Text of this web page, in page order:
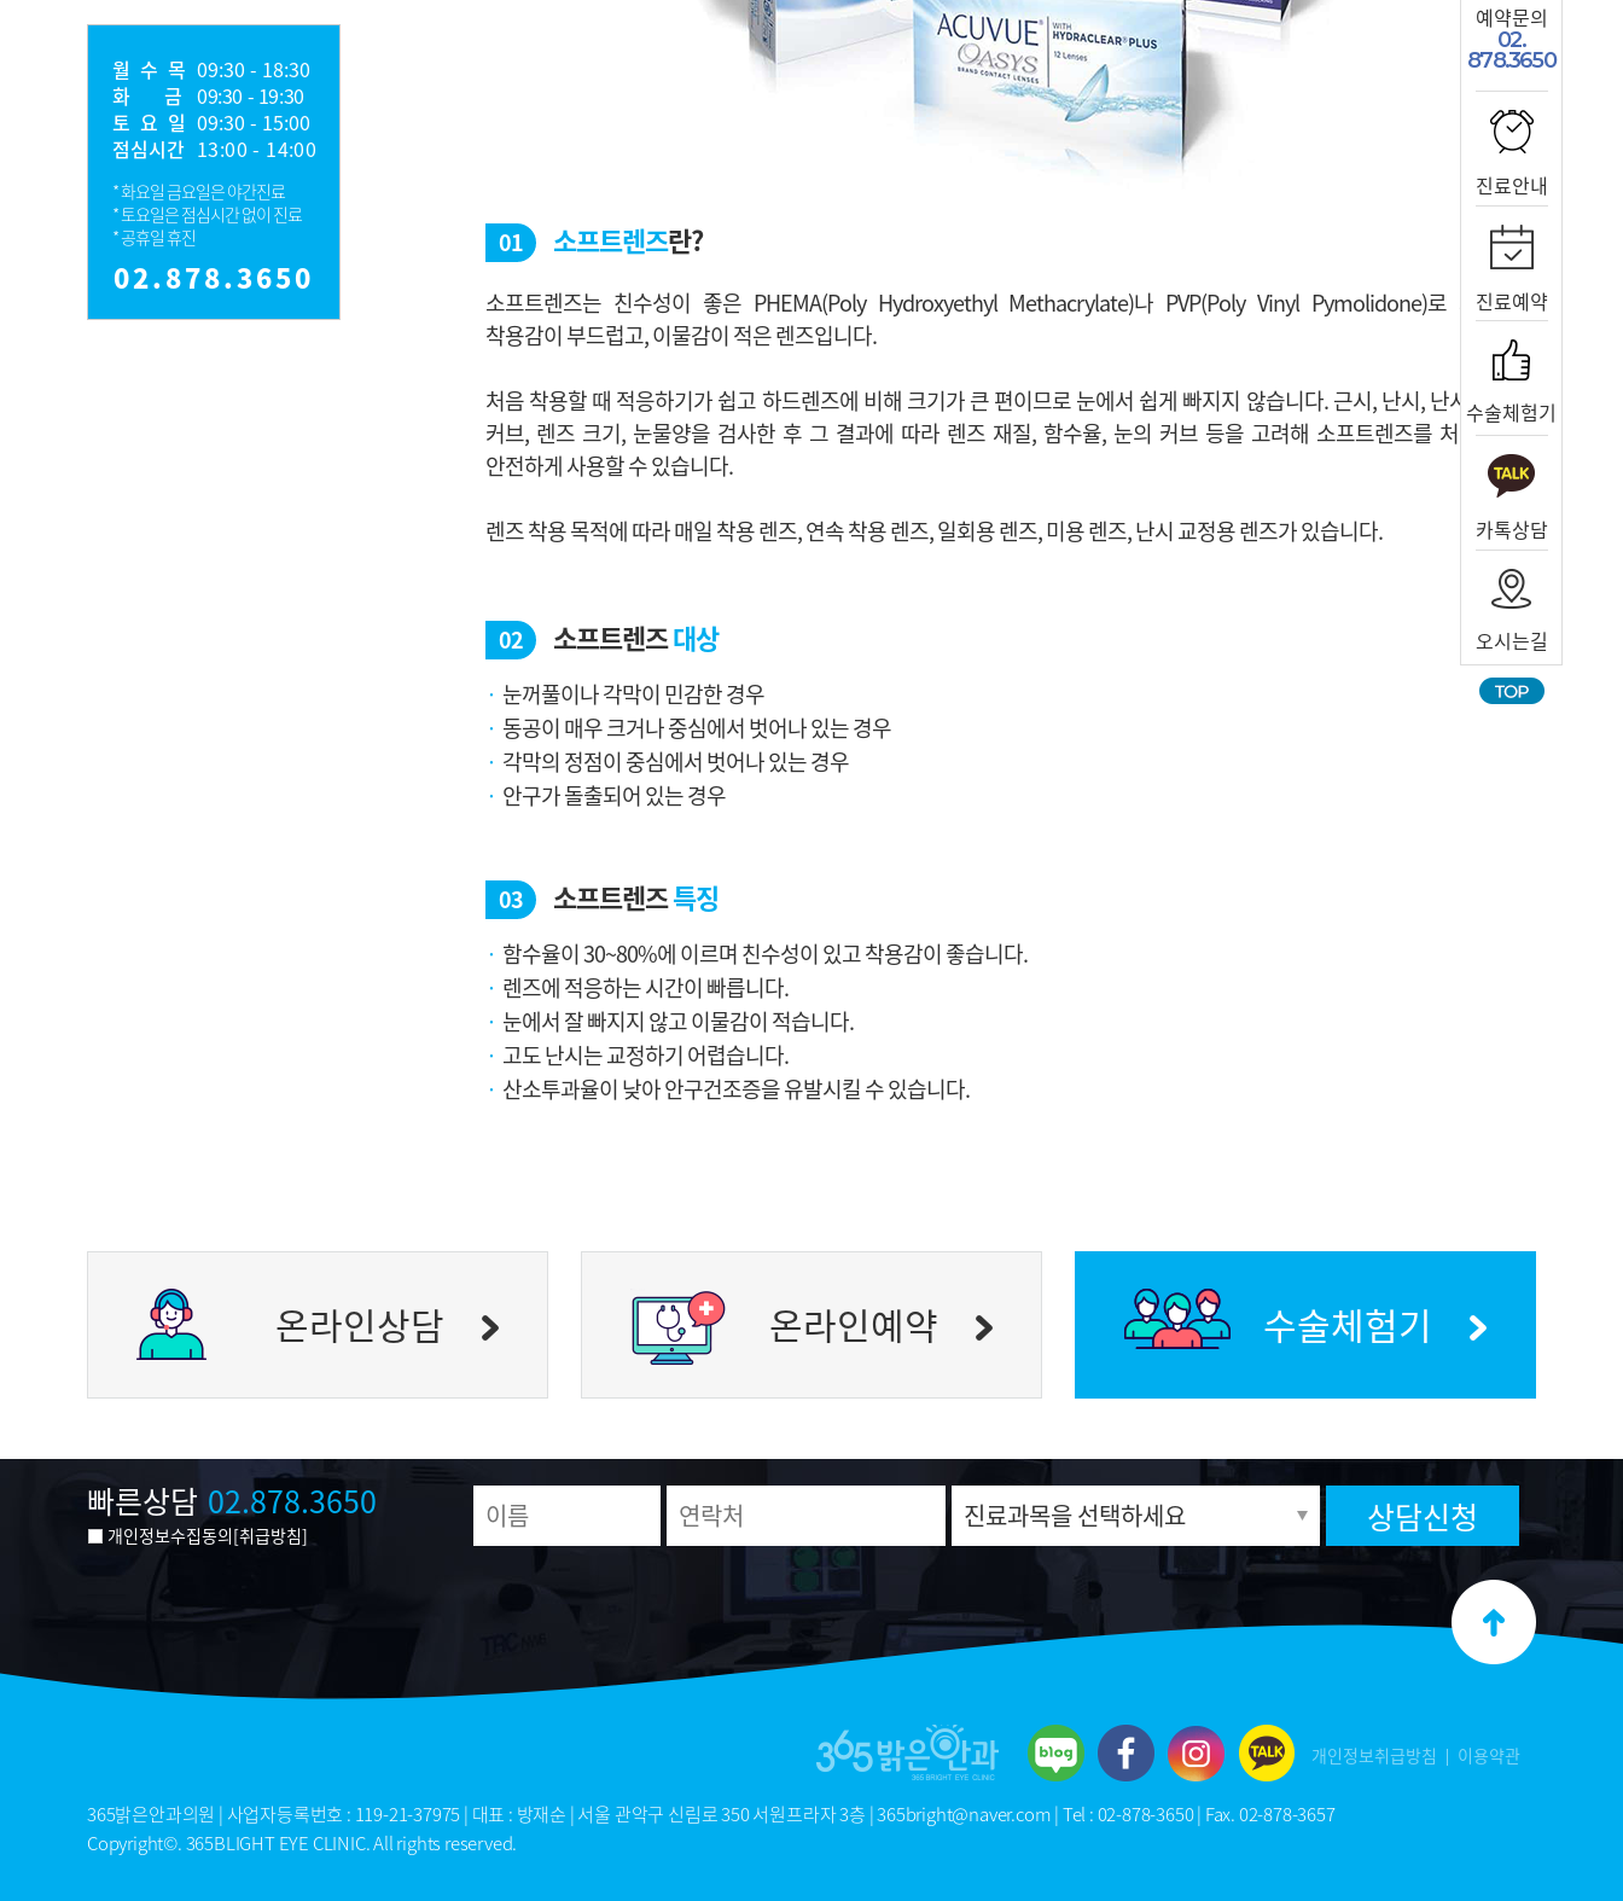
예약문의
02.
878.3650
진료안내
진료예약
수술체험기
카톡상담
오시는길
월 수 목 09:30 - 18:30
화 금 09:30 - 19:30
토 요 일 09:30 - 15:00
점심시간 13:00 - 14:00
* 화요일 금요일은 야간진료
* 토요일은 점심시간 없이 진료
* 공휴일 휴진
02.878.3650
01 소프트렌즈란?
착용감이 부드럽고, 이물감이 적은 렌즈입니다.
안전하게 사용할 수 있습니다.
렌즈 착용 목적에 따라 매일 착용 렌즈, 연속 착용 렌즈, 일회용 렌즈, 미용 렌즈, 난시 교정용 렌즈가 있습니다.
02 소프트렌즈대상
눈꺼풀이나 각막이 민감한 경우
동공이 매우 크거나 중심에서 벗어나 있는 경우
각막의 정점이 중심에서 벗어나 있는 경우
안구가 돌출되어 있는 경우
03 소프트렌즈특징
함수율이 30~80%에 이르며 친수성이 있고 착용감이 좋습니다.
렌즈에 적응하는 시간이 빠릅니다.
눈에서 잘 빠지지 않고 이물감이 적습니다.
고도 난시는 교정하기 어렵습니다.
산소투과율이 낮아 안구건조증을 유발시킬 수 있습니다.
온라인상담 온라인예약 수술체험기
빠른상담 02.878.3650
개인정보수집동의[취급방침] 상담신청
개인정보취급방침 이용약관
365밝은안과의원 | 사업자등록번호 : 119-21-37975 | 대표 : 방재순 | 서울 관악구 신림로 350 서원프라자 3층 | 365bright@naver.com | Tel : 02-878-3650 | Fax. 02-878-3657
Copyright©. 365BLIGHT EYE CLINIC. All rights reserved.